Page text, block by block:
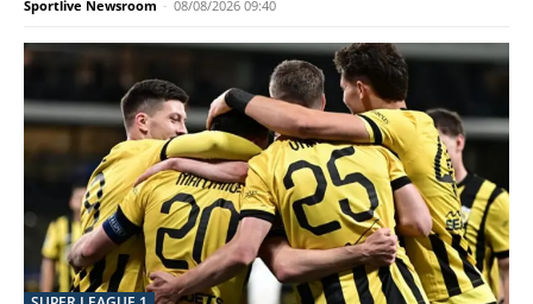
Sportlive Newsroom - 08/08/2026 09:40